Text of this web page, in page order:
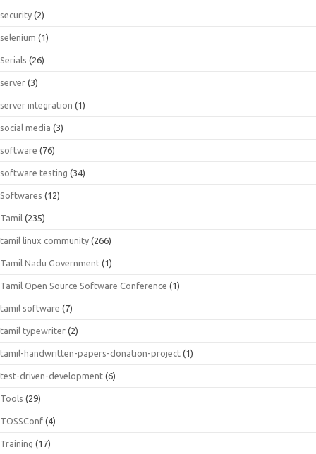
security (2)
selenium (1)
Serials (26)
server (3)
server integration (1)
social media (3)
software (76)
software testing (34)
Softwares (12)
Tamil (235)
tamil linux community (266)
Tamil Nadu Government (1)
Tamil Open Source Software Conference (1)
tamil software (7)
tamil typewriter (2)
tamil-handwritten-papers-donation-project (1)
test-driven-development (6)
Tools (29)
TOSSConf (4)
Training (17)